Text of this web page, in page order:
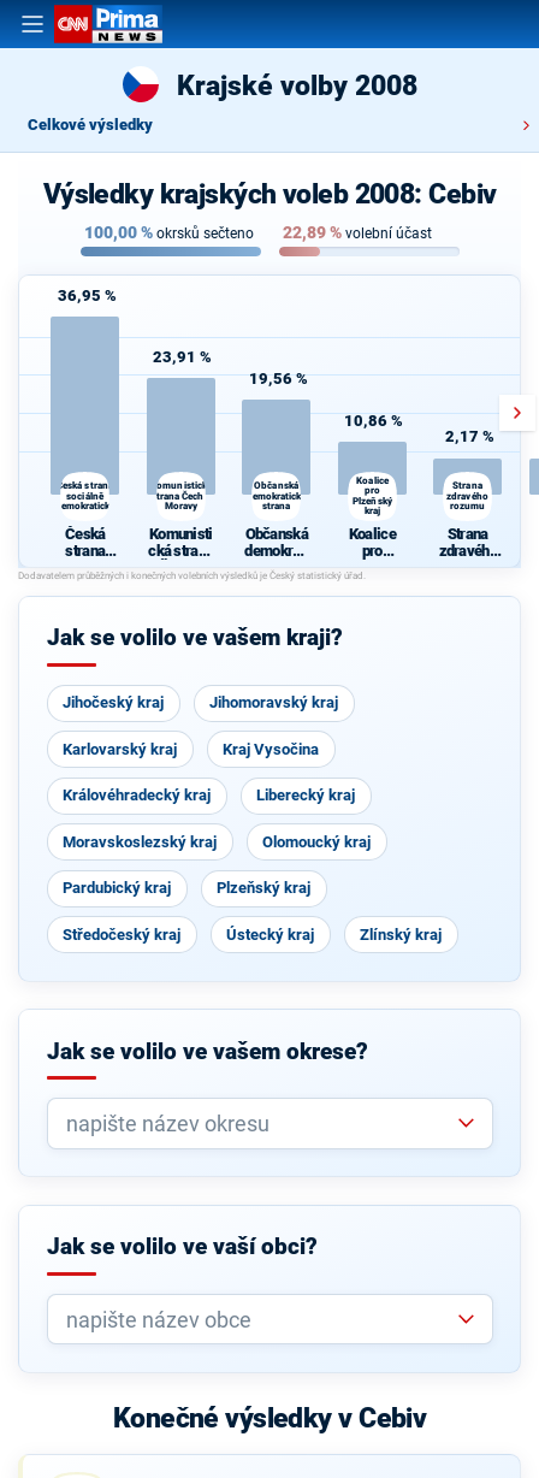
Krajské volby 2008
Celkové výsledky
Výsledky krajských voleb 2008: Cebiv
100,00% okrsků sečteno 22,89% volební účast
36,95 %
Česká strana
sociálně
demokratická
Česká
strana
sociálně
demokrati
cká
23,91 %
Komunistická
strana Čech a
Moravy
Komunisti
cká strana
Čech a
Moravy
19,56 %
Občanská
demokratická
strana
Občanská
demokrati
cká strana
10,86 %
Koalice
pro
Plzeňský
kraj
Koalice
pro
Plzeňský
kraj
2,17 %
Strana
zdravého
rozumu
Strana
zdravého
rozumu
Jak se volilo ve vašem kraji?
Jihočeský kraj Jihomoravský kraj
Karlovarský kraj Kraj Vysočina
Královéhradecký kraj Liberecký kraj
Moravskoslezský kraj Olomoucký kraj
Pardubický kraj Plzeňský kraj
Středočeský kraj Ústecký kraj Zlínský kraj
Jak se volilo ve vašem okrese?
Jak se volilo ve vaší obci?
Konečné výsledky v Cebiv